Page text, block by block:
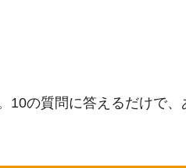
の質問に答えるだけで